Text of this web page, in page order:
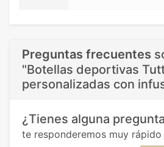
Preguntas frecuentes
"Botellas deportivas
personalizadas con
¿Tienes alguna
te responderemos muy rápido